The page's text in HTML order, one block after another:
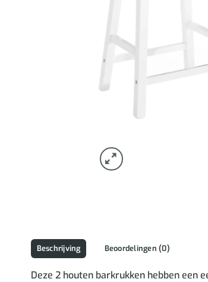
Beschrijving Beoordelingen (0)
Deze 2 houten barkrukken hebben een